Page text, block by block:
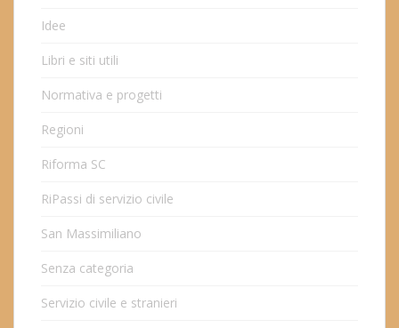
Idee
Libri e siti utili
Normativa e progetti
Regioni
Riforma SC
RiPassi di servizio civile
San Massimiliano
Senza categoria
Servizio civile e stranieri